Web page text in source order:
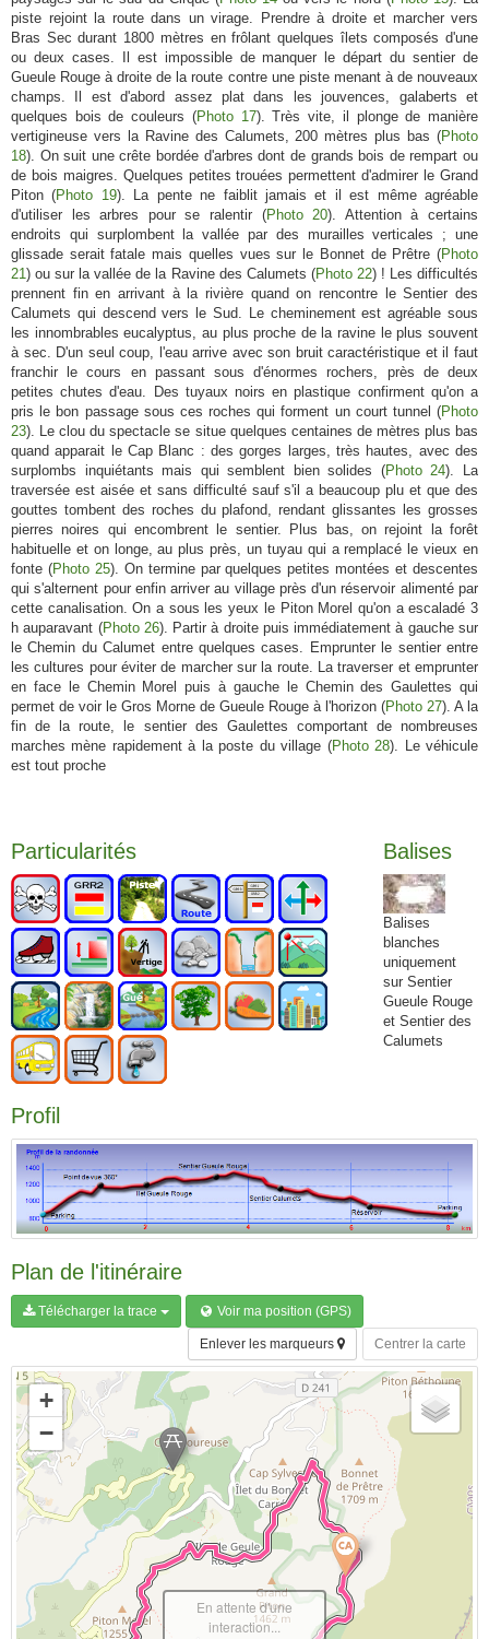
piste rejoint la route dans un virage. Prendre à droite et marcher vers
Bras Sec durant 1800 mètres en frôlant quelques îlets composés d'une
ou deux cases. Il est impossible de manquer le départ du sentier de
Gueule Rouge à droite de la route contre une piste menant à de nouveaux
champs. Il est d'abord assez plat dans les jouvences, galaberts et
quelques bois de couleurs (Photo 17). Très vite, il plonge de manière
vertigineuse vers la Ravine des Calumets, 200 mètres plus bas (Photo
18). On suit une crête bordée d'arbres dont de grands bois de rempart ou
de bois maigres. Quelques petites trouées permettent d'admirer le Grand
Piton (Photo 19). La pente ne faiblit jamais et il est même agréable
d'utiliser les arbres pour se ralentir (Photo 20). Attention à certains
endroits qui surplombent la vallée par des murailles verticales ; une
glissade serait fatale mais quelles vues sur le Bonnet de Prêtre (Photo
21) ou sur la vallée de la Ravine des Calumets (Photo 22) ! Les difficultés
prennent fin en arrivant à la rivière quand on rencontre le Sentier des
Calumets qui descend vers le Sud. Le cheminement est agréable sous
les innombrables eucalyptus, au plus proche de la ravine le plus souvent
à sec. D'un seul coup, l'eau arrive avec son bruit caractéristique et il faut
franchir le cours en passant sous d'énormes rochers, près de deux
petites chutes d'eau. Des tuyaux noirs en plastique confirment qu'on a
pris le bon passage sous ces roches qui forment un court tunnel (Photo
23). Le clou du spectacle se situe quelques centaines de mètres plus bas
quand apparait le Cap Blanc : des gorges larges, très hautes, avec des
surplombs inquiétants mais qui semblent bien solides (Photo 24). La
traversée est aisée et sans difficulté sauf s'il a beaucoup plu et que des
gouttes tombent des roches du plafond, rendant glissantes les grosses
pierres noires qui encombrent le sentier. Plus bas, on rejoint la forêt
habituelle et on longe, au plus près, un tuyau qui a remplacé le vieux en
fonte (Photo 25). On termine par quelques petites montées et descentes
qui s'alternent pour enfin arriver au village près d'un réservoir alimenté par
cette canalisation. On a sous les yeux le Piton Morel qu'on a escaladé 3
h auparavant (Photo 26). Partir à droite puis immédiatement à gauche sur
le Chemin du Calumet entre quelques cases. Emprunter le sentier entre
les cultures pour éviter de marcher sur la route. La traverser et emprunter
en face le Chemin Morel puis à gauche le Chemin des Gaulettes qui
permet de voir le Gros Morne de Gueule Rouge à l'horizon (Photo 27). A la
fin de la route, le sentier des Gaulettes comportant de nombreuses
marches mène rapidement à la poste du village (Photo 28). Le véhicule
est tout proche
Particularités Balises
Balises
blanches
uniquement
sur Sentier
Gueule Rouge
et Sentier des
Calumets
Profil
Plan de l'itinéraire
Télécharger la trace Voir ma position (GPS)
Centrer la carte
Enlever les marqueurs
+
−
En attente d'une
interaction...